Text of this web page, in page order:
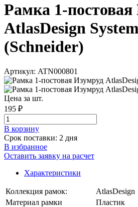
Рамка 1-
AtlasDesign
(Schneider)
Артикул: ATN000801
Цена за шт.
195 ₽
В корзинy
Срок поставки: 2 дня
В избранное
Оставить заявку на расчет
Характеристики
Коллекция рамок:
AtlasDesign
Материал рамки
Пластик